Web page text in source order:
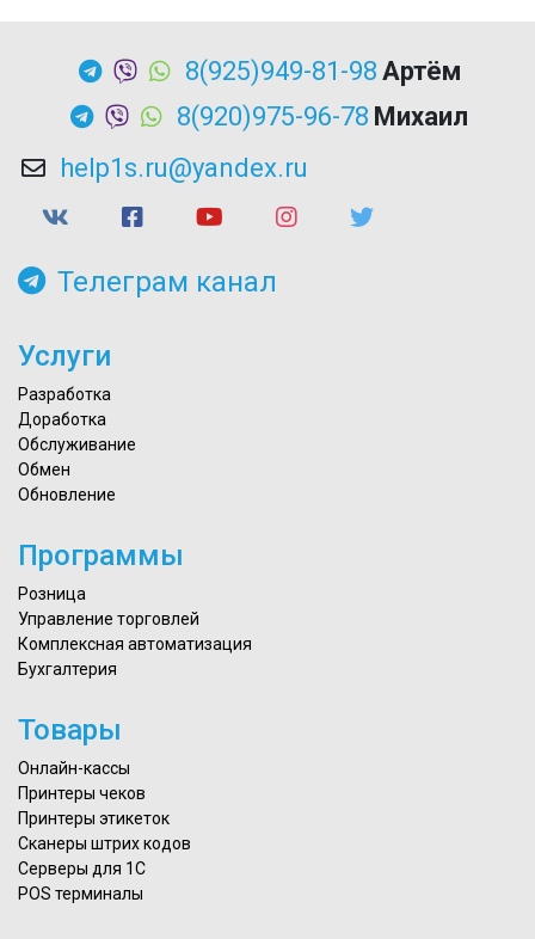
8(925)949-81-98 Артём
8(920)975-96-78 Михаил
help1s.ru@yandex.ru
Телеграм канал
Услуги
Разработка
Доработка
Обслуживание
Обмен
Обновление
Программы
Розница
Управление торговлей
Комплексная автоматизация
Бухгалтерия
Товары
Онлайн-кассы
Принтеры чеков
Принтеры этикеток
Сканеры штрих кодов
Серверы для 1С
POS терминалы